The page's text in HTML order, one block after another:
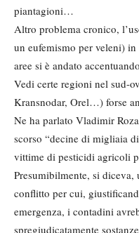
piantagioni…
Altro problema cronico,
un eufemismo per veleni)
aree si è andato
Vedi certe regioni nel sud-
Kransnodar, Orel…) forse
Ne ha parlato Vladimir
scorso “decine di migliaia
vittime di pesticidi agricoli
Presumibilmente, si
conflitto per cui,
emergenza, i contadini
spregiudicatamente